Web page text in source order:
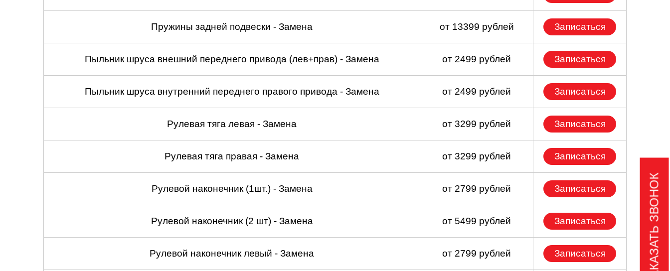
Пружины задней подвески - Замена от 13399 рублей Записаться
Пыльник шруса внешний переднего привода (лев+прав) - Замена от 2499 рублей Записаться
Пыльник шруса внутренний переднего правого привода - Замена от 2499 рублей Записаться
Рулевая тяга левая - Замена от 3299 рублей Записаться
Рулевая тяга правая - Замена от 3299 рублей Записаться
Рулевой наконечник (1шт.) - Замена от 2799 рублей Записаться
Рулевой наконечник (2 шт) - Замена от 5499 рублей Записаться
Рулевой наконечник левый - Замена от 2799 рублей Записаться ЗАКАЗАТЬ ЗВОНОК